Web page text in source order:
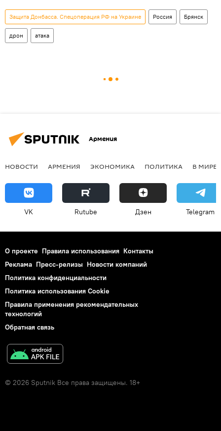
Защита Донбасса. Спецоперация РФ на Украине Россия Брянск
дрон атака
Армения
НОВОСТИ АРМЕНИЯ ЭКОНОМИКА ПОЛИТИКА В МИРЕ
VK Rutube Дзен Telegram
О проекте Правила использования Контакты
Реклама Пресс-релизы Новости компаний
Политика конфиденциальности
Политика использования Cookie
Правила применения рекомендательных
технологий
Обратная связь
© 2026 Sputnik Все права защищены. 18+